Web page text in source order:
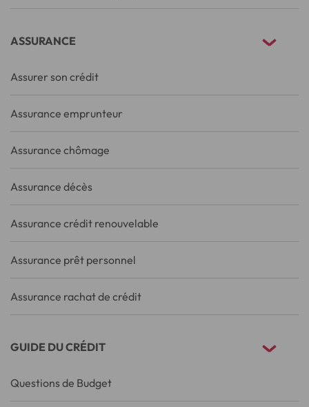
ASSURANCE
Assurer son crédit
Assurance emprunteur
Assurance chômage
Assurance décès
Assurance crédit renouvelable
Assurance prêt personnel
Assurance rachat de crédit
GUIDE DU CRÉDIT
Questions de Budget